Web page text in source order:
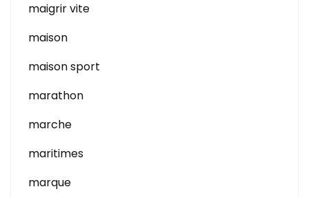
maigrir vite
maison
maison sport
marathon
marche
maritimes
marque